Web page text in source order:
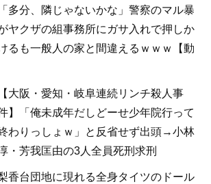
「多分、隣じゃないかな」警察のマル暴
ヤクザの組事務所にガサ入れで押しか
るも一般人の家と間違えるｗｗｗ【動
【大阪・愛知・岐阜連続リンチ殺人事
】「俺未成年だしどーせ少年院行って
わりっしょｗ」と反省せず出頭→小林
・芳我匡由の3人全員死刑求刑
香台団地に現れる全身タイツのドール